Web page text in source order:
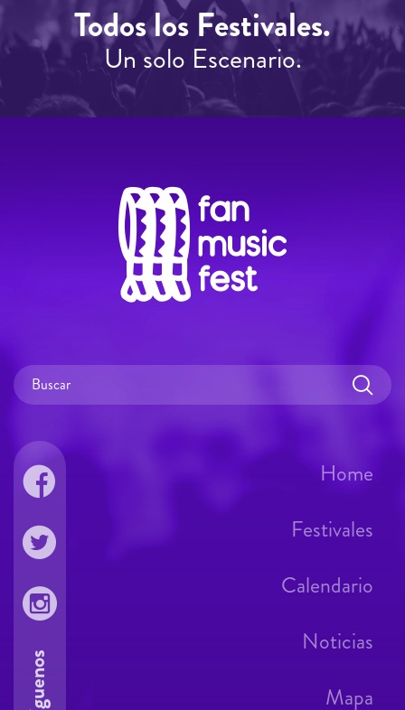
Todos los Festivales.
Un solo Escenario.
Home
Festivales
Calendario
Noticias
Mapa
Síguenos